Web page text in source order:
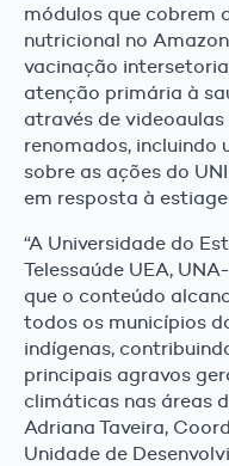
módulos que cobrem
nutricional no
vacinação
atenção primária à
através de
renomados, incluindo
sobre as ações do
em resposta à
“A Universidade do
Telessaúde UEA,
que o conteúdo
todos os municípios
indígenas,
principais agravos
climáticas nas áreas
Adriana Taveira,
Unidade de